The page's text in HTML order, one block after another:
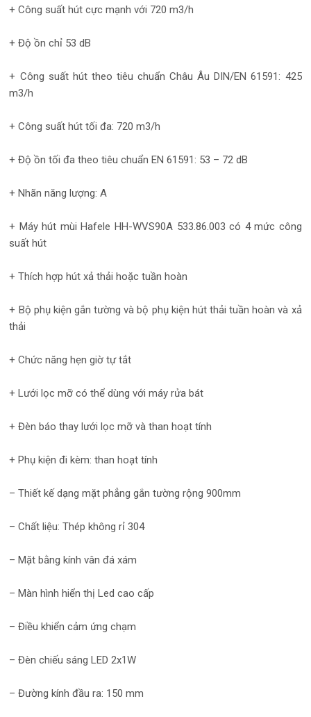
+ Công suất hút cực mạnh với 720 m3/h
+ Độ ồn chỉ 53 dB
+ Công suất hút theo tiêu chuẩn Châu Âu DIN/EN 61591: 425
m3/h
+ Công suất hút tối đa: 720 m3/h
+ Độ ồn tối đa theo tiêu chuẩn EN 61591: 53 – 72 dB
+ Nhãn năng lượng: A
+ Máy hút mùi Hafele HH-WVS90A 533.86.003 có 4 mức công
suất hút
+ Thích hợp hút xả thải hoặc tuần hoàn
+ Bộ phụ kiện gắn tường và bộ phụ kiện hút thải tuần hoàn và xả
thải
+ Chức năng hẹn giờ tự tắt
+ Lưới lọc mỡ có thể dùng với máy rửa bát
+ Đèn báo thay lưới lọc mỡ và than hoạt tính
+ Phụ kiện đi kèm: than hoạt tính
– Thiết kế dạng mặt phẳng gắn tường rộng 900mm
– Chất liệu: Thép không rỉ 304
– Mặt bằng kính vân đá xám
– Màn hình hiển thị Led cao cấp
– Điều khiển cảm ứng chạm
– Đèn chiếu sáng LED 2x1W
– Đường kính đầu ra: 150 mm